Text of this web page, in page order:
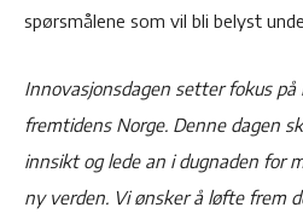
spørsmålene som vil bli belyst
Innovasjonsdagen setter fokus på
fremtidens Norge. Denne dagen
innsikt og lede an i dugnaden for
ny verden. Vi ønsker å løfte frem